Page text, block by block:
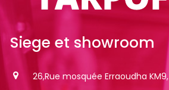
Siege et showroom
26,Rue mosquée Erraoudha KM9,